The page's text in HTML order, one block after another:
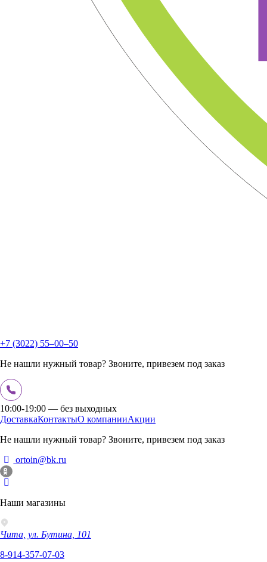
+7 (3022) 55‒00‒50
Не нашли нужный товар? Звоните, привезем под заказ
10:00-19:00 — без выходных
ДоставкаКонтактыО компанииАкции
Не нашли нужный товар? Звоните, привезем под заказ
ortoin@bk.ru
Наши магазины
Чита, ул. Бутина, 101
8-914-357-07-03